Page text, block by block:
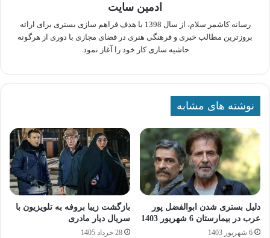
ادمین سایت
رسانه کاشمر سلام، از سال 1398 با هدف فراهم سازی بستری برای ارائه
بروزترین مطالب خبری و فرهنگی هنری در فضای مجازی با دوری از هرگونه
حاشیه سازی کار خود را آغاز نمود.
نوشته های مشابه
دلیل بستری شدن ابوالفضل پور
عرب در بیمارستان 6 شهریور 1403
6 شهریور 1403
بازگشت زیبا بروفه به تلویزیون با
سریال دیار مادری
28 خرداد 1405